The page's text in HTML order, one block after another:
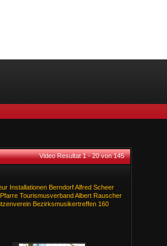
Video Resultat 1 - 20 von 145
Installationen Berndorf Alfred Scheer
Pfarre Tourismusverband Albert Rauscher
Bezirksmusikertreffen 160